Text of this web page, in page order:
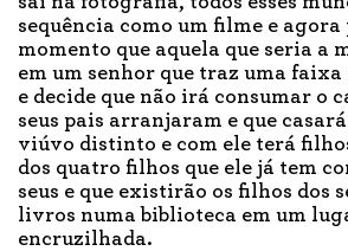
sequência como um filme e agora
momento que aquela que seria a
em um senhor que traz uma faixa
e decide que não irá consumar o
seus pais arranjaram e que
viúvo distinto e com ele terá
dos quatro filhos que ele já tem
seus e que existirão os filhos dos
livros numa biblioteca em um
encruzilhada.